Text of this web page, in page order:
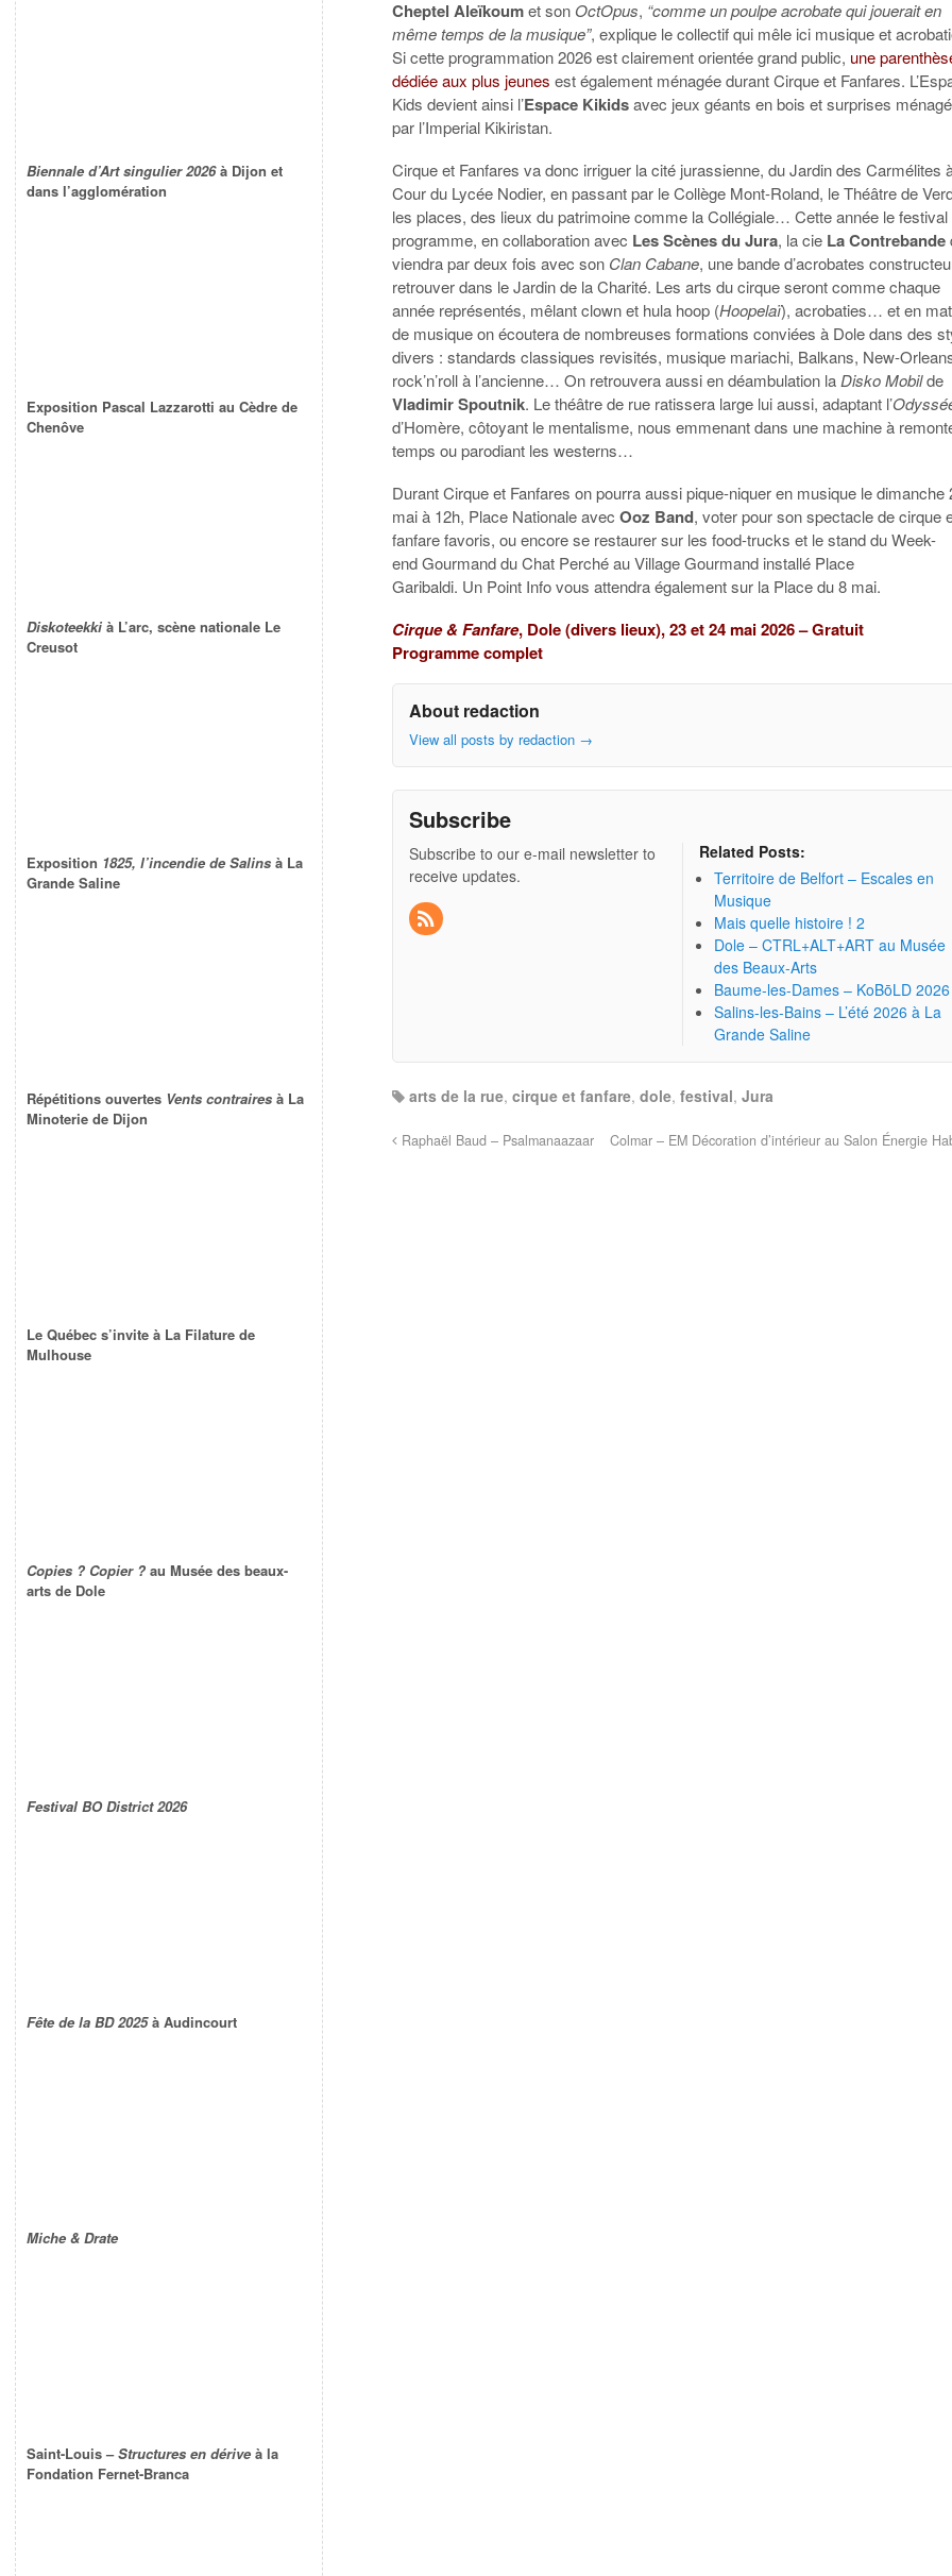
Cheptel Aleïkoumet son OctOpus, “comme un poulpe acrobate qui jouerait en
même temps de la musique”, explique le collectif qui mêle ici musique et
Si cette programmation 2026 est clairement orientée grand public, une
dédiée aux plus jeunes est également ménagée durant Cirque et Fanfares.
Kids devient ainsi l’Espace Kikidsavec jeux géants en bois et surprises
par l’Imperial Kikiristan.
Cirque et Fanfares va donc irriguer la cité jurassienne, du Jardin des Carmélites
Cour du Lycée Nodier, en passant par le Collège Mont-Roland, le Théâtre de
les places, des lieux du patrimoine comme la Collégiale… Cette année le festival
programme, en collaboration avec Les Scènes du Jura, la cie La Contrebande
viendra par deux fois avec son Clan Cabane, une bande d’acrobates
retrouver dans le Jardin de la Charité. Les arts du cirque seront comme chaque
année représentés, mêlant clown et hula hoop (Hoopelaï), acrobaties… et en
de musique on écoutera de nombreuses formations conviées à Dole dans des
divers : standards classiques revisités, musique mariachi, Balkans, New-
rock’n’roll à l’ancienne… On retrouvera aussi en déambulation laDisko Mobilde
Vladimir Spoutnik. Le théâtre de rue ratissera large lui aussi, adaptant l’
d’Homère, côtoyant le mentalisme, nous emmenant dans une machine à
temps ou parodiant les westerns…
Durant Cirque et Fanfares on pourra aussipique-niqueren musique le dimanche
mai à 12h, Place NationaleavecOoz Band, voter pour son spectacle de cirque
fanfare favoris, ou encore se restaurersur les food-trucks et le standdu Week-
end Gourmand du Chat PerchéauVillage Gourmand installé Place
Garibaldi. Un Point Infovousattendraégalement sur la Placedu 8 mai.
Cirque & Fanfare, Dole (divers lieux), 23 et 24 mai 2026 – Gratuit
Programme complet
About redaction
View all posts by redaction →
Subscribe
Subscribe to our e-mail newsletter to
receive updates.
Related Posts:
Territoire de Belfort – Escales en
Musique
Mais quelle histoire ! 2
Dole – CTRL+ALT+ART au Musée
des Beaux-Arts
Baume-les-Dames – KoBōLD 2026
Salins-les-Bains – L’été 2026 à La
Grande Saline
arts de la rue,cirque et fanfare,dole,festival,Jura
Raphaël Baud – Psalmanaazaar Colmar – EM Décoration d’intérieur au Salon Énergie
Biennale d’Art singulier 2026à Dijon et
dans l’agglomération
Exposition Pascal Lazzarotti au Cèdre de
Chenôve
Diskoteekki à L’arc, scène nationale Le
Creusot
Exposition 1825, l’incendie de Salins à La
Grande Saline
Répétitions ouvertes Vents contraires à La
Minoterie de Dijon
Le Québec s’invite à La Filature de
Mulhouse
Copies ? Copier ? au Musée des beaux-
arts de Dole
Festival BO District 2026
Fête de la BD 2025à Audincourt
Miche & Drate
Saint-Louis –Structures en dérive à la
Fondation Fernet-Branca